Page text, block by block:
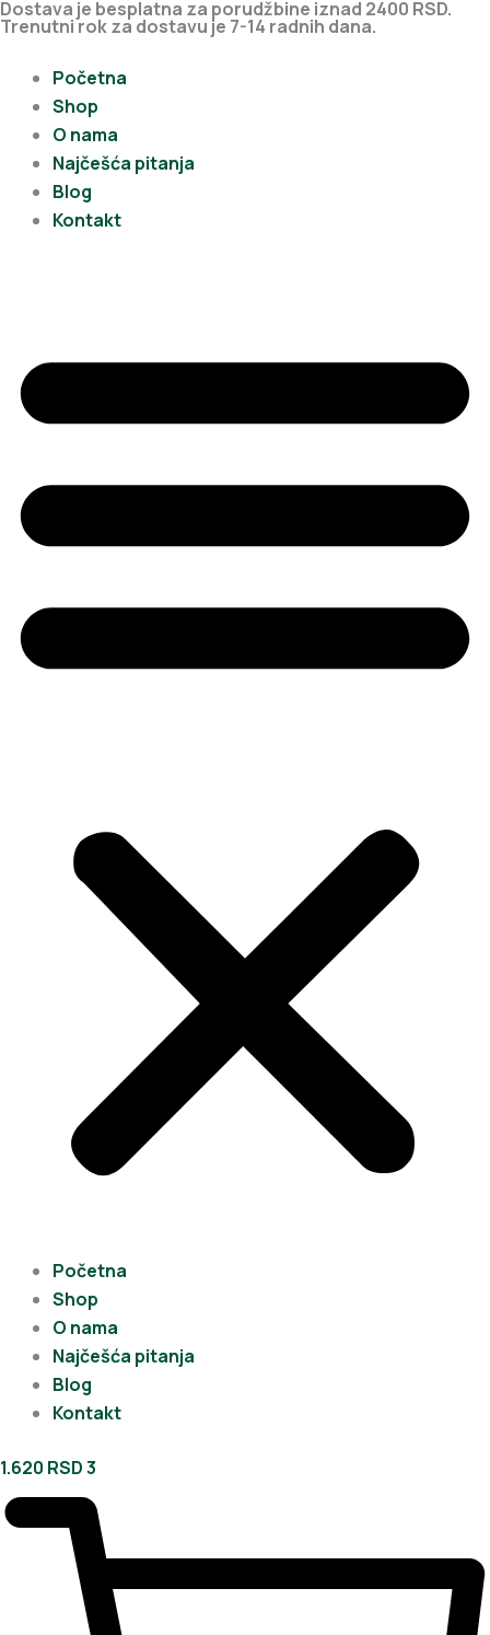
Pređi
sadržaj
Dostava je besplatna za porudžbine iznad 2400 RSD.
Trenutni rok za dostavu je 7-14 radnih dana.
Početna
Shop
O nama
Najčešća pitanja
Blog
Kontakt
Početna
Shop
O nama
Najčešća pitanja
Blog
Kontakt
1.620 RSD3